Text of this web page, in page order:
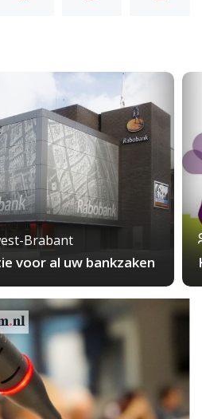
Brabant
voor al uw bankzaken